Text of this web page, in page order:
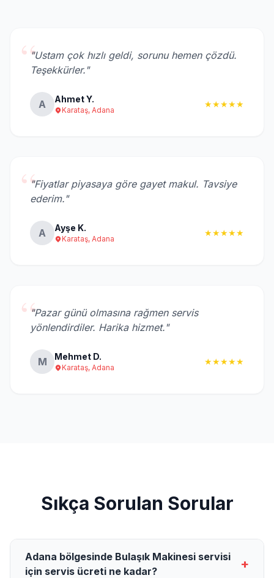
“"Ustam çok hızlı geldi, sorunu hemen çözdü.
Teşekkürler."
A Ahmet Y.
Karataş, Adana
★★★★★
“"Fiyatlar piyasaya göre gayet makul. Tavsiye
ederim."
A Ayşe K.
Karataş, Adana
★★★★★
“"Pazar günü olmasına rağmen servis
yönlendirdiler. Harika hizmet."
M Mehmet D.
Karataş, Adana
★★★★★
Sıkça Sorulan Sorular
Adana bölgesinde Bulaşık Makinesi servisi
için servis ücreti ne kadar?
+